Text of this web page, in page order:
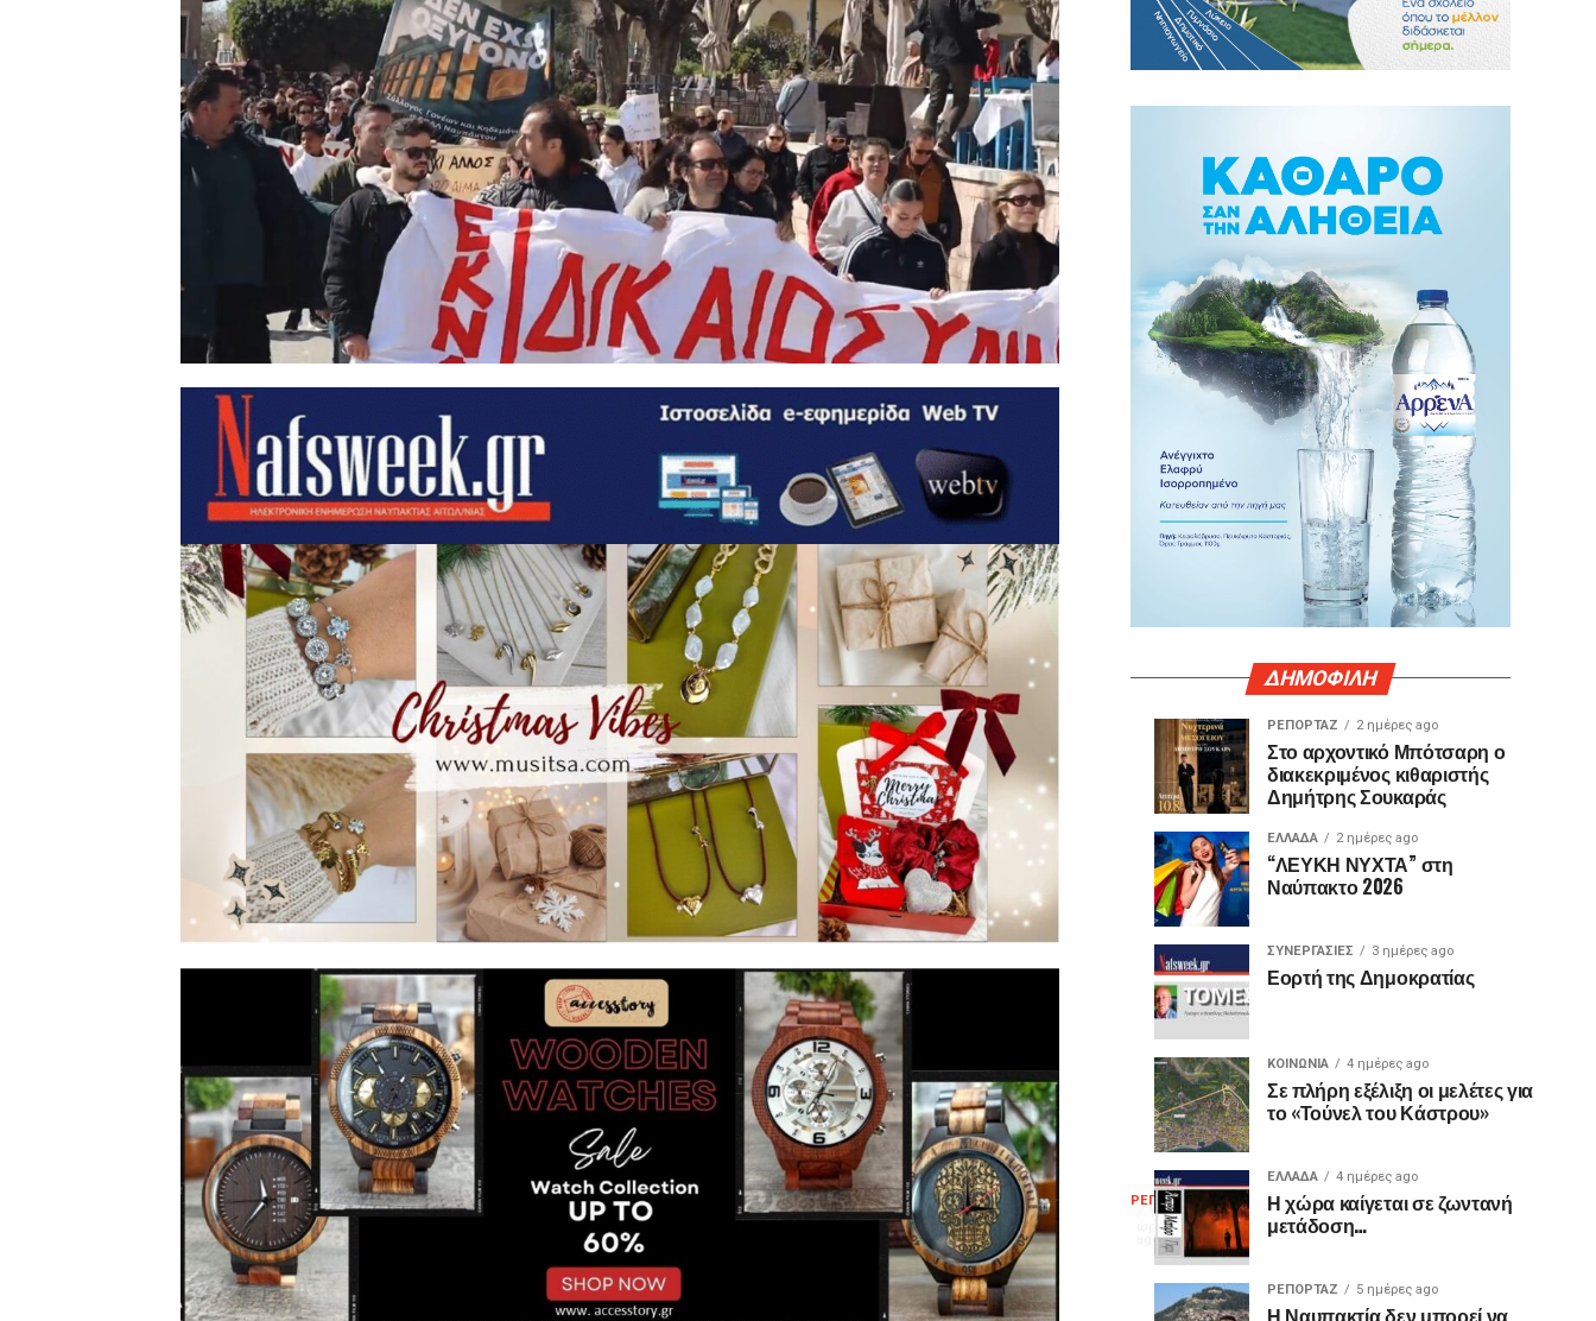
ΔΗΜΟΦΙΛΗ
ΡΕΠΟΡΤΑΖ
16
ώρες
ago
Η
γελοιογραφία
ΤΕΧΝΟΛΟΓΙΑ
ημέρα
ago
Γιατί
ορισμένες
θύρες
USB
είναι
μωβ
έχουν
άλλα
χρώματα;
διαφορά
που
περισσότεροι
δεν
γνωρίζουν
ΚΟΙΝΩΝΙΑ
ημέρες
ago
Θερμό
χειροκρότημα
για
τον
«Ίωνα»
στο
Κάστρο
της
Ναυπάκτου
ΡΕΠΟΡΤΑΖ 2 ημέρες ago
Στο αρχοντικό Μπότσαρη ο
διακεκριμένος κιθαριστής
Δημήτρης Σουκαράς
ΕΛΛΑΔΑ 2 ημέρες ago
“ΛΕΥΚΗ ΝΥΧΤΑ” στη
Ναύπακτο 2026
ΣΥΝΕΡΓΑΣΙΕΣ 3 ημέρες ago
Εορτή της Δημοκρατίας
ΚΟΙΝΩΝΙΑ 4 ημέρες ago
Σε πλήρη εξέλιξη οι μελέτες για
το «Τούνελ του Κάστρου»
ΕΛΛΑΔΑ 4 ημέρες ago
Η χώρα καίγεται σε ζωντανή
μετάδοση…
ΡΕΠΟΡΤΑΖ 5 ημέρες ago
Η Ναυπακτία δεν μπορεί να